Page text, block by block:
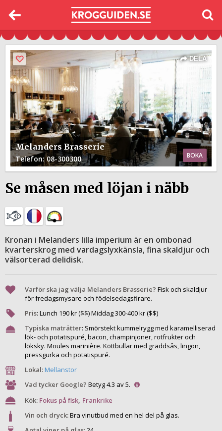
Melanders Brasserie
Telefon: 08-300300 BOKA
DELA
Se måsen med löjan i näbb
Kronan i Melanders lilla imperium är en ombonad
kvarterskrog med vardagslyxkänsla, fina skaldjur och
välsorterad delidisk.
Varför ska jag välja Melanders Brasserie? Fisk och skaldjur
för fredagsmysare och födelsedagsfirare.
Pris: Lunch 190kr ($$) Middag300-400kr ($$)
Typiska maträtter: Smörstekt kummelrygg med karamelliserad
lök- och potatispuré, bacon, champinjoner, rotfrukter och
löksky. Moules marinière. Köttbullar med gräddsås, lingon,
pressgurka och potatispuré.
Lokal:Mellanstor
Vad tycker Google? Betyg 4.3 av 5.
Kök: Fokus på fisk, Frankrike
Vin och dryck:Bra vinutbud med en hel del på glas.